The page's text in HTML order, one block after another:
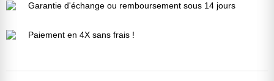
Garantie d'échange ou remboursement sous 14 jours
Paiement en 4X sans frais !